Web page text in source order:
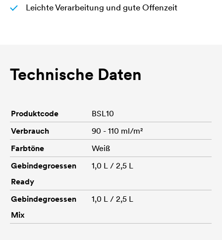
Leichte Verarbeitung und gute Offenzeit
Technische Daten
Produktcode
BSL10
Verbrauch
90 - 110 ml/m²
Farbtöne
Weiß
Gebindegroessen
Ready
1,0 L / 2,5 L
Gebindegroessen
Mix
1,0 L / 2,5 L